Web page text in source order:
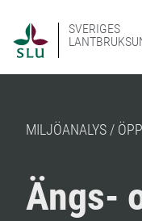
SVERIGES
MILJÖANALYS /
Ängs-